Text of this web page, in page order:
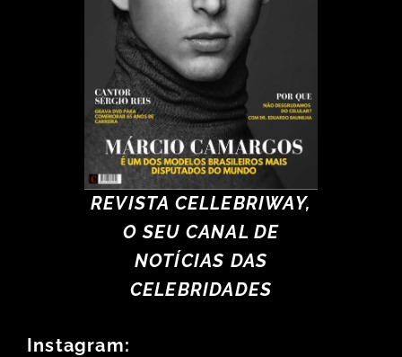
REVISTA CELLEBRIWAY,
O SEU CANAL DE
NOTÍCIAS DAS
CELEBRIDADES
Instagram: